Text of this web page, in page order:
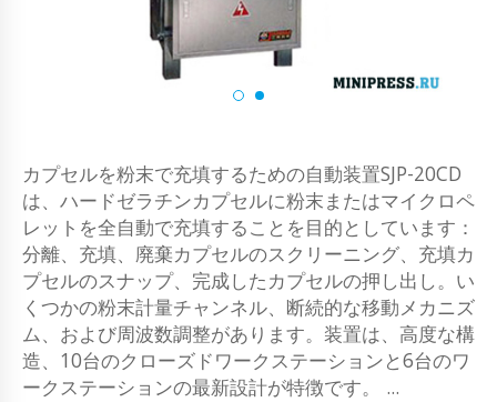
カプセルを粉末で充填するための自動装置SJP-20CD
は、ハードゼラチンカプセルに粉末またはマイクロペ
レットを全自動で充填することを目的としています：
分離、充填、廃棄カプセルのスクリーニング、充填カ
プセルのスナップ、完成したカプセルの押し出し。い
くつかの粉末計量チャンネル、断続的な移動メカニズ
ム、および周波数調整があります。装置は、高度な構
造、10台のクローズドワークステーションと6台のワ
ークステーションの最新設計が特徴です。 ...